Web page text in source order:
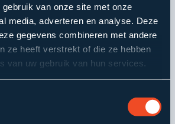
van onze site met onze
media, adverteren en analyse. Deze
gegevens combineren met andere
ze heeft verstrekt of die ze hebben
van uw gebruik van hun services.
oplossingen
met activatie
om consumenten